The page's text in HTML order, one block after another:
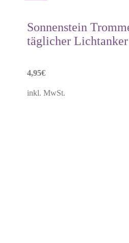
Sonnenstein
täglicher Lichtanker
4,95€
inkl. MwSt.